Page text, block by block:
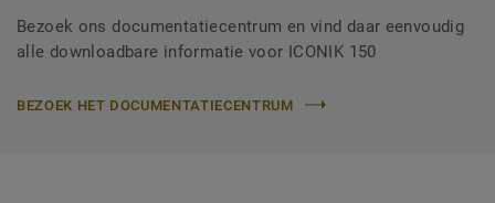
Bezoek ons documentatiecentrum en vind daar eenvoudig
alle downloadbare informatie voor ICONIK 150
BEZOEK HET DOCUMENTATIECENTRUM